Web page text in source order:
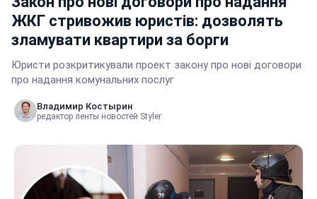
ЖКГ стривожив юристів: дозволять
зламувати квартири за борги
Юристи розкритикували проект закону про нові договори
про надання комунальних послуг
Владимир Костырин
редактор ленты новостей Styler